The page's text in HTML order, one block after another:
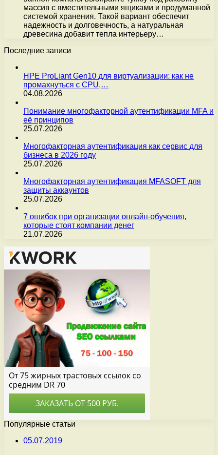
массив с вместительными ящиками и продуманной
системой хранения. Такой вариант обеспечит
надежность и долговечность, а натуральная
древесина добавит тепла интерьеру…
Последние записи
HPE ProLiant Gen10 для виртуализации: как не
промахнуться с CPU,…
04.08.2026
Понимание многофакторной аутентификации MFA и
её принципов
25.07.2026
Многофакторная аутентификация как сервис для
бизнеса в 2026 году
25.07.2026
Многофакторная аутентификация MFASOFT для
защиты аккаунтов
25.07.2026
7 ошибок при организации онлайн-обучения,
которые стоят компании денег
21.07.2026
Популярные статьи
05.07.2019